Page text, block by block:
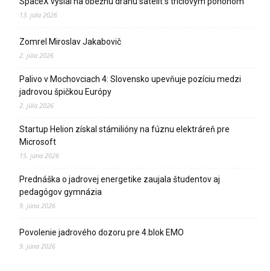
13. júla 2026
Zomrel Miroslav Jakabovič
2. júla 2026
Palivo v Mochovciach 4: Slovensko upevňuje pozíciu medzi
jadrovou špičkou Európy
2. júla 2026
Startup Helion získal stámilióny na fúznu elektráreň pre
Microsoft
15. júna 2026
Prednáška o jadrovej energetike zaujala študentov aj
pedagógov gymnázia
9. júna 2026
Povolenie jadrového dozoru pre 4.blok EMO
9. júna 2026